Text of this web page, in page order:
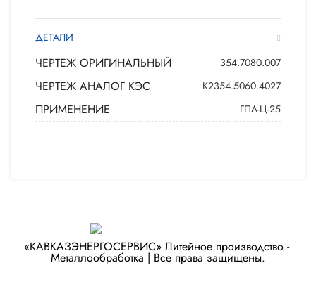
ДЕТАЛИ
ЧЕРТЕЖ ОРИГИНАЛЬНЫЙ 354.7080.007
ЧЕРТЕЖ АНАЛОГ КЭС К2354.5060.4027
ПРИМЕНЕНИЕ ГПА-Ц-25
«КАВКАЗЭНЕРГОСЕРВИС» ​Литейное производство - ​
Металлообработка | Все права защищены.